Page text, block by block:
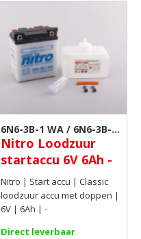
6N6-3B-1 WA / 6N6-3B-1
| Motor accu
Nitro Loodzuur
startaccu 6V 6Ah -
Nitro | Start accu | Classic
loodzuur accu met doppen |
6V | 6Ah | -
Direct leverbaar